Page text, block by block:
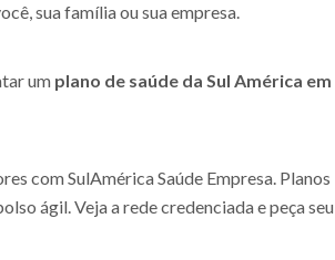
sua família ou sua empresa.
um plano de saúde da Sul América em
com SulAmérica Saúde Empresa. Planos
ágil. Veja a rede credenciada e peça seu